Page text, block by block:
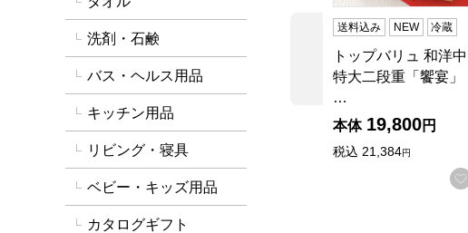
前の商品
送料込み NEW 冷蔵
トップバリュ 和洋中
特大二段重「饗宴」
…
本体 19,800円
税込 21,384円
洗剤・石鹸
バス・ヘルス用品
キッチン用品
リビング・寝具
ベビー・キッズ用品
カタログギフト